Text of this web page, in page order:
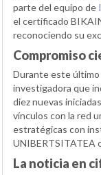
parte del equipo de
el certificado
reconociendo su
Compromiso
Durante este último
investigadora que
diez nuevas
vínculos con la red
estratégicas con
UNIBERTSITATEA
La noticia en